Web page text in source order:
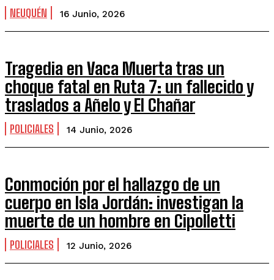
NEUQUÉN 16 Junio, 2026
Tragedia en Vaca Muerta tras un
choque fatal en Ruta 7: un fallecido y
traslados a Añelo y El Chañar
POLICIALES 14 Junio, 2026
Conmoción por el hallazgo de un
cuerpo en Isla Jordán: investigan la
muerte de un hombre en Cipolletti
POLICIALES 12 Junio, 2026